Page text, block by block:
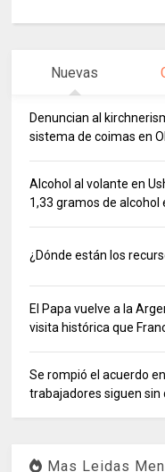
Nuevas
Denuncian al
sistema de coimas en
Alcohol al volante en
1,33 gramos de alcohol
¿Dónde están los
El Papa vuelve a la
visita histórica que
Se rompió el acuerdo
trabajadores siguen sin
Mas Leidas